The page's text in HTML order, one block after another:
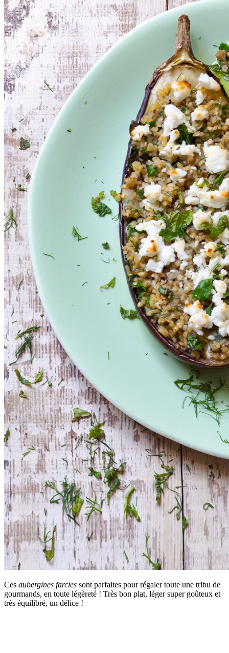
Ces aubergines farcies sont parfaites pour régaler toute une tribu de
gourmands, en toute légèreté ! Très bon plat, léger super goûteux et
très équilibré, un délice !